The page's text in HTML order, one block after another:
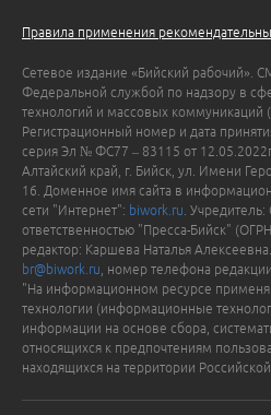
Правила применения
Сетевое издание «Бийский рабочий».
Федеральной службой по надзору в
технологий и массовых коммуникаций
Регистрационный номер и дата
серия Эл № ФС77 – 83115 от
Алтайский край, г. Бийск, ул. Имени
16. Доменное имя сайта в
сети "Интернет": biwork.ru .
ответственностью "Пресса-Бийск"
редактор: Каршева Наталья
br@biwork.ru , номер телефона
"На информационном ресурсе
технологии (информационные
информации на основе сбора,
относящихся к предпочтениям
находящихся на территории